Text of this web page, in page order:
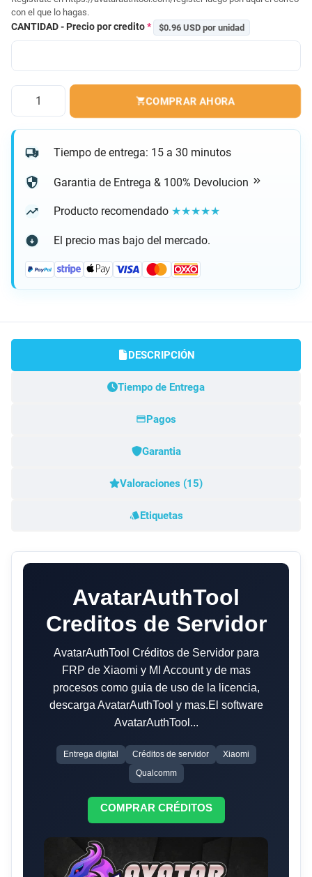
con el que lo hagas.
CANTIDAD - Precio por credito* $0.96 USD por unidad
Cantidad
COMPRAR AHORA
Tiempo de entrega: 15 a 30 minutos
Garantia de Entrega & 100% Devolucion
Producto recomendado ★★★★★
El precio mas bajo del mercado.
DESCRIPCIÓN
Tiempo de Entrega
Pagos
Garantia
Valoraciones (15)
Etiquetas
AvatarAuthTool
Creditos de Servidor
AvatarAuthTool Créditos de Servidor para
FRP de Xiaomi y MI Account y de mas
procesos como guia de uso de la licencia,
descarga AvatarAuthTool y mas.El software
AvatarAuthTool...
Entrega digital Créditos de servidor
Xiaomi
Qualcomm
COMPRAR CRÉDITOS